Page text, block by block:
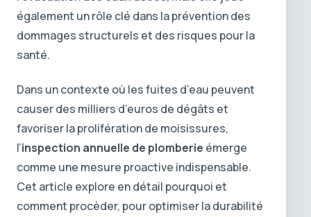
également un rôle clé dans la prévention des
dommages structurels et des risques pour la
santé.
Dans un contexte où les fuites d’eau peuvent
causer des milliers d’euros de dégâts et
favoriser la prolifération de moisissures,
l’inspection annuelle de plomberie émerge
comme une mesure proactive indispensable.
Cet article explore en détail pourquoi et
comment procèder, pour optimiser la durabilité